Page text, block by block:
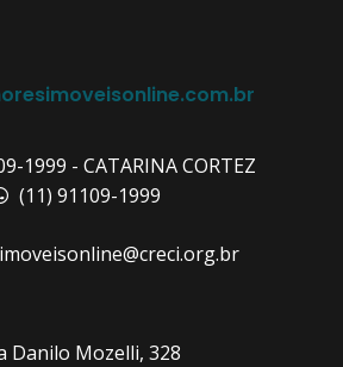
1999 - CATARINA CORTEZ
(11) 91109-1999
Danilo Mozelli, 328